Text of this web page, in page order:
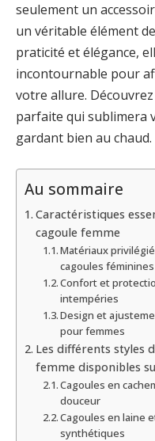
seulement un
un véritable élément
praticité et élégance,
incontournable pour
votre allure.
parfaite qui sublimera
gardant bien au chaud.
Au sommaire
Caractéristiques
cagoule femme
Matériaux
cagoules féminines
Confort et
intempéries
Design et
pour femmes
Les différents styles
femme disponibles
Cagoules en
douceur
Cagoules en laine
synthétiques